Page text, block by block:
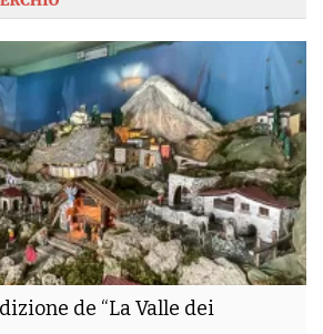
de “La Valle dei